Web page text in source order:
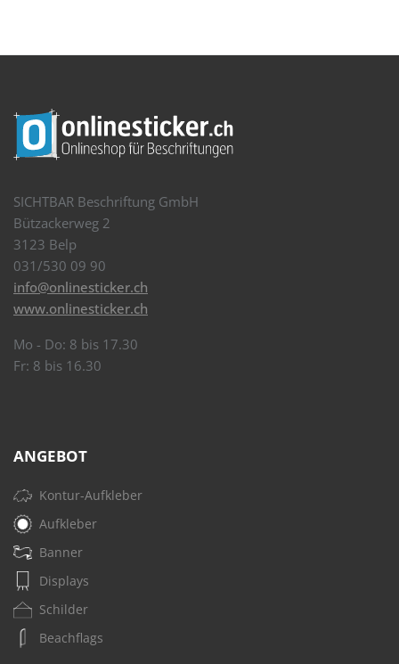
SICHTBAR Beschriftung GmbH
Bützackerweg 2
3123 Belp
031/530 09 90
info@onlinesticker.ch
www.onlinesticker.ch
Mo - Do: 8 bis 17.30
Fr: 8 bis 16.30
ANGEBOT
Kontur-Aufkleber
Aufkleber
Banner
Displays
Schilder
Beachflags